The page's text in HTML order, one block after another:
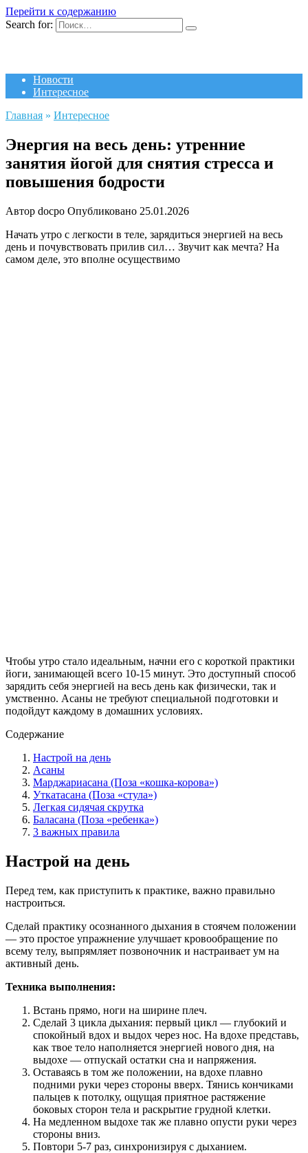
Перейти к содержанию
Search for:
Новости
Интересное
Главная » Интересное
Энергия на весь день: утренние
занятия йогой для снятия стресса и
повышения бодрости
Автор docpo Опубликовано 25.01.2026
Начать утро с легкости в теле, зарядиться энергией на весь
день и почувствовать прилив сил… Звучит как мечта? На
самом деле, это вполне осуществимо
Чтобы утро стало идеальным, начни его с короткой практики
йоги, занимающей всего 10-15 минут. Это доступный способ
зарядить себя энергией на весь день как физически, так и
умственно. Асаны не требуют специальной подготовки и
подойдут каждому в домашних условиях.
Содержание
Настрой на день
Асаны
Марджариасана (Поза «кошка-корова»)
Уткатасана (Поза «стула»)
Легкая сидячая скрутка
Баласана (Поза «ребенка»)
3 важных правила
Настрой на день
Перед тем, как приступить к практике, важно правильно
настроиться.
Сделай практику осознанного дыхания в стоячем положении
— это простое упражнение улучшает кровообращение по
всему телу, выпрямляет позвоночник и настраивает ум на
активный день.
Техника выполнения:
Встань прямо, ноги на ширине плеч.
Сделай 3 цикла дыхания: первый цикл — глубокий и
спокойный вдох и выдох через нос. На вдохе представь,
как твое тело наполняется энергией нового дня, на
выдохе — отпускай остатки сна и напряжения.
Оставаясь в том же положении, на вдохе плавно
подними руки через стороны вверх. Тянись кончиками
пальцев к потолку, ощущая приятное растяжение
боковых сторон тела и раскрытие грудной клетки.
На медленном выдохе так же плавно опусти руки через
стороны вниз.
Повтори 5-7 раз, синхронизируя с дыханием.